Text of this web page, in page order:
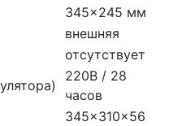
345×245 мм
внешняя
отсутствует
220В / 28
часов
345×310×56